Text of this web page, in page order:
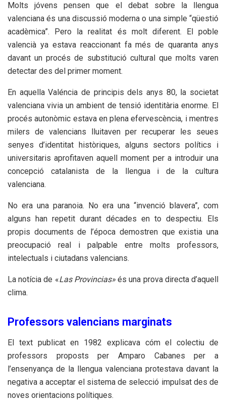
Molts jóvens pensen que el debat sobre la llengua
valenciana és una discussió moderna o una simple “qüestió
acadèmica”. Pero la realitat és molt diferent. El poble
valencià ya estava reaccionant fa més de quaranta anys
davant un procés de substitució cultural que molts varen
detectar des del primer moment.
En aquella Valéncia de principis dels anys 80, la societat
valenciana vivia un ambient de tensió identitària enorme. El
procés autonòmic estava en plena efervescència, i mentres
milers de valencians lluitaven per recuperar les seues
senyes d’identitat històriques, alguns sectors polítics i
universitaris aprofitaven aquell moment per a introduir una
concepció catalanista de la llengua i de la cultura
valenciana.
No era una paranoia. No era una “invenció blavera”, com
alguns han repetit durant décades en to despectiu. Els
propis documents de l’época demostren que existia una
preocupació real i palpable entre molts professors,
intelectuals i ciutadans valencians.
La notícia de «Las Provincias»és una prova directa d’aquell
clima.
Professors valencians marginats
El text publicat en 1982 explicava cóm el colectiu de
professors proposts per Amparo Cabanes per a
l’ensenyança de la llengua valenciana protestava davant la
negativa a acceptar el sistema de selecció impulsat des de
noves orientacions polítiques.